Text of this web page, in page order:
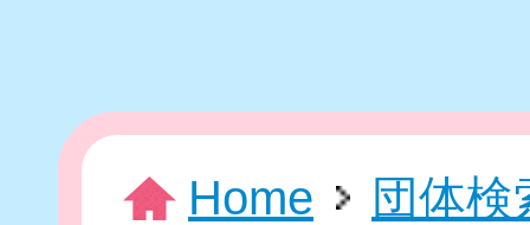
HOME
Home 団体検